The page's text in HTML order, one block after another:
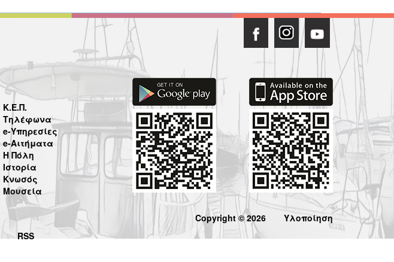
Κ.Ε.Π.
Τηλέφωνα
e-Υπηρεσίες
e-Αιτήματα
Η Πόλη
Ιστορία
Κνωσός
Μουσεία
RSS
Copyright © 2026 Υλοποίηση